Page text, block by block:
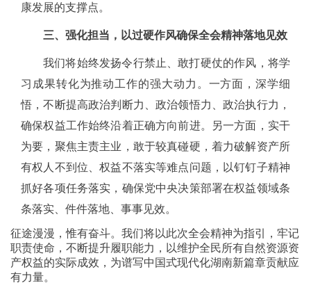
康发展的支撑点。
三、强化担当，以过硬作风确保全会精神落地见效
我们将始终发扬令行禁止、敢打硬仗的作风，将学
习成果转化为推动工作的强大动力。一方面，深学细
悟，不断提高政治判断力、政治领悟力、政治执行力，
确保权益工作始终沿着正确方向前进。另一方面，实干
为要，聚焦主责主业，敢于较真碰硬，着力破解资产所
有权人不到位、权益不落实等难点问题，以钉钉子精神
抓好各项任务落实，确保党中央决策部署在权益领域条
条落实、件件落地、事事见效。
征途漫漫，惟有奋斗。我们将以此次全会精神为指引，牢记
职责使命，不断提升履职能力，以维护全民所有自然资源资
产权益的实际成效，为谱写中国式现代化湖南新篇章贡献应
有力量。